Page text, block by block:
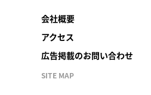
会社概要
アクセス
広告掲載のお問い合わせ
SITE MAP